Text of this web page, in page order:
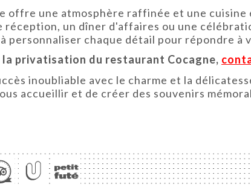
offre une atmosphère raffinée et une
réception, un dîner d'affaires ou une
personnaliser chaque détail pour répondre à
la privatisation du restaurant Cocagne,
inoubliable avec le charme et la
accueillir et de créer des souvenirs